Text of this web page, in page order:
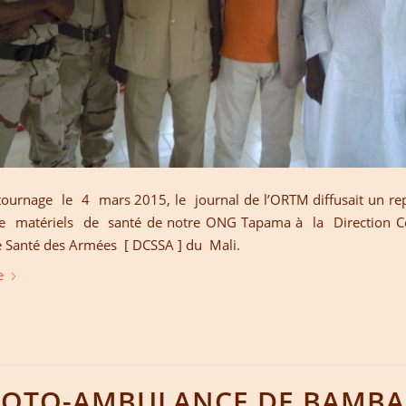
le 4 mars 2015, le journal de l’ORTM diffusait un
matériels de santé de notre ONG Tapama à la Direction
Santé des Armées [ DCSSA ] du Mali.